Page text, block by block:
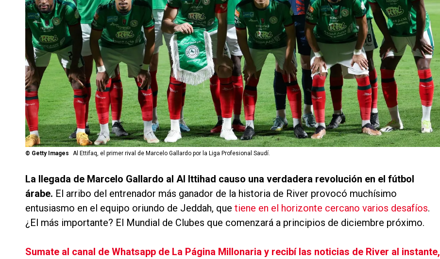
© Getty Images Al Ettifaq, el primer rival de Marcelo Gallardo por la Liga Profesional Saudí.
La llegada de Marcelo Gallardo al Al Ittihad causo una verdadera revolución en el fútbol
árabe. El arribo del entrenador más ganador de la historia de River provocó muchísimo
entusiasmo en el equipo oriundo de Jeddah, que tiene en el horizonte cercano varios desafíos.
¿El más importante? El Mundial de Clubes que comenzará a principios de diciembre próximo.
Sumate al canal de Whatsapp de La Página Millonaria y recibí las noticias de River al instante,